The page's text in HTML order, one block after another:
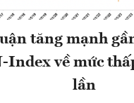
tăng mạnh
Index về mức
lần